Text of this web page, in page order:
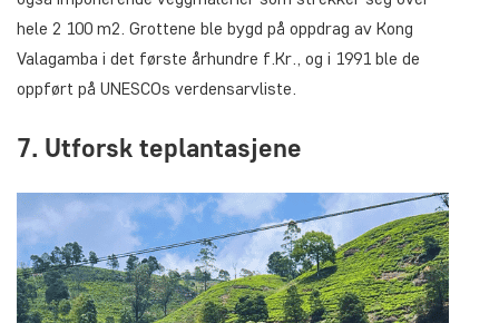
hele 2 100 m2. Grottene ble bygd på oppdrag av Kong
Valagamba i det første århundre f.Kr., og i 1991 ble de
oppført på UNESCOs verdensarvliste.
7. Utforsk teplantasjene